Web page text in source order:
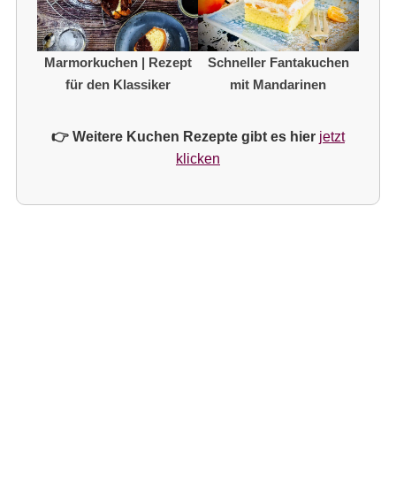
Marmorkuchen | Rezept
für den Klassiker
Schneller Fantakuchen
mit Mandarinen
👉 Weitere Kuchen Rezepte gibt es hier jetzt
klicken